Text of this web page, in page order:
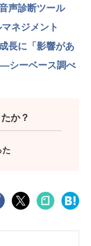
声診断ツール
ネジメント
長に「影響があ
シーベース調べ
か？